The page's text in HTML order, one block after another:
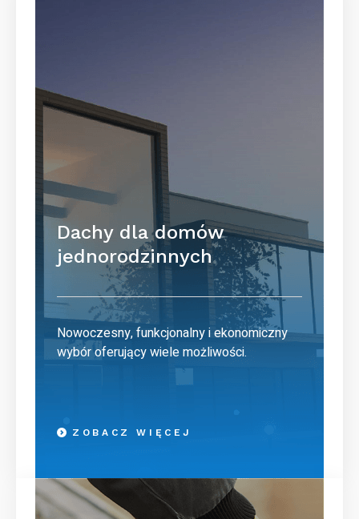
Dachy dla domów
jednorodzinnych
Nowoczesny, funkcjonalny i ekonomiczny
wybór oferujący wiele możliwości.
ZOBACZ WIĘCEJ